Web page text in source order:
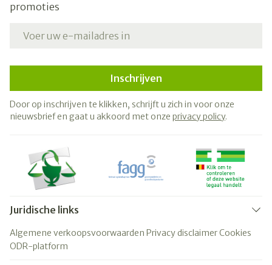
promoties
Inschrijven
Door op inschrijven te klikken, schrijft u zich in voor onze
nieuwsbrief en gaat u akkoord met onze privacy policy.
Juridische links
Algemene verkoopsvoorwaarden Privacy disclaimerCookies
ODR-platform